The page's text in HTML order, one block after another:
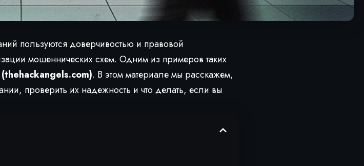
пользуются доверчивостью и правовой
мошеннических схем. Одним из примеров таких
. В этом материале мы расскажем,
проверить их надежность и что делать, если вы